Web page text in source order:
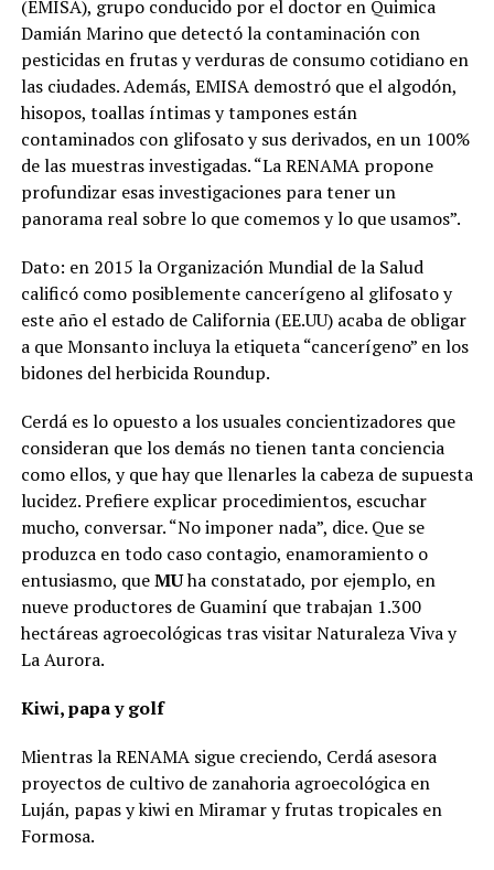
(EMISA), grupo conducido por el doctor en Quimica
Damián Marino que detectó la contaminación con
pesticidas en frutas y verduras de consumo cotidiano en
las ciudades. Además, EMISA demostró que el algodón,
hisopos, toallas íntimas y tampones están
contaminados con glifosato y sus derivados, en un 100%
de las muestras investigadas. “La RENAMA propone
profundizar esas investigaciones para tener un
panorama real sobre lo que comemos y lo que usamos”.
Dato: en 2015 la Organización Mundial de la Salud
calificó como posiblemente cancerígeno al glifosato y
este año el estado de California (EE.UU) acaba de obligar
a que Monsanto incluya la etiqueta “cancerígeno” en los
bidones del herbicida Roundup.
Cerdá es lo opuesto a los usuales concientizadores que
consideran que los demás no tienen tanta conciencia
como ellos, y que hay que llenarles la cabeza de supuesta
lucidez. Prefiere explicar procedimientos, escuchar
mucho, conversar. “No imponer nada”, dice. Que se
produzca en todo caso contagio, enamoramiento o
entusiasmo, queMUha constatado, por ejemplo, en
nueve productores de Guaminí que trabajan 1.300
hectáreas agroecológicas tras visitar Naturaleza Viva y
La Aurora.
Kiwi, papa y golf
Mientras la RENAMA sigue creciendo, Cerdá asesora
proyectos de cultivo de zanahoria agroecológica en
Luján, papas y kiwi en Miramar y frutas tropicales en
Formosa.